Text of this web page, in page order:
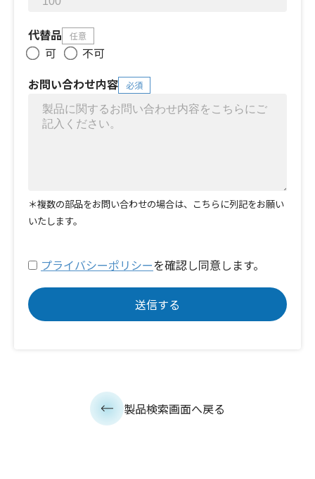
代替品 任意
可
不可
お問い合わせ内容
必須
＊複数の部品をお問い合わせの場合は、こちらに列記をお願い
いたします。
プライバシーポリシーを確認し同意します。
製品検索画面へ戻る